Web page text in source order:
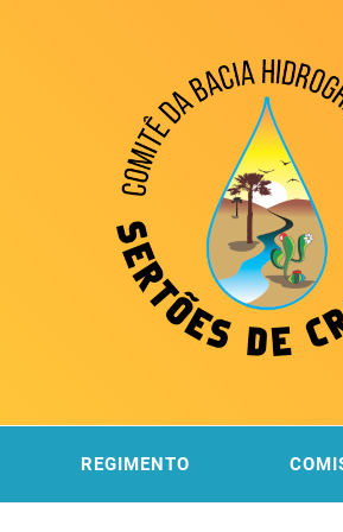
REGIMENTO